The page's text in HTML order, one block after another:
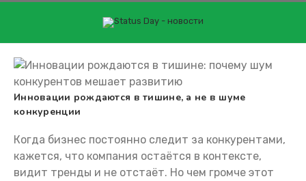
контенту
ОТ РЫНКА
зависимость от рынка
Инновации рождаются в тишине, а не в шуме
конкуренции
Когда бизнес постоянно следит за конкурентами,
кажется, что компания остаётся в контексте,
видит тренды и не отстаёт. Но чем громче этот